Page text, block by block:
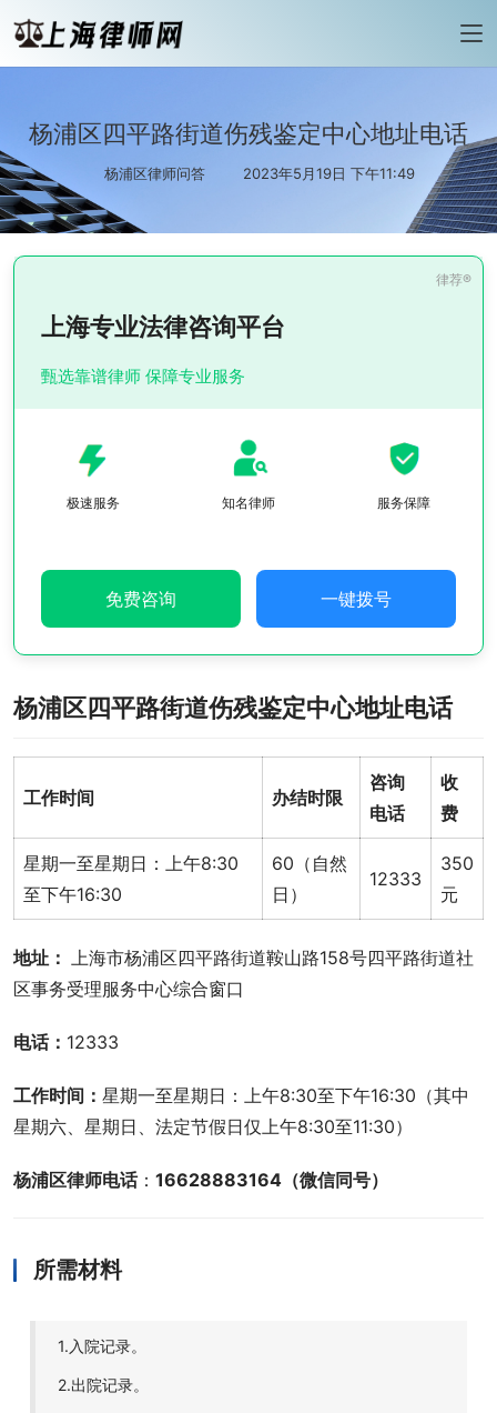
杨浦区四平路街道伤残鉴定中心地址电话
杨浦区律师问答 2023年5月19日 下午11:49
上海专业法律咨询平台
甄选靠谱律师 保障专业服务
极速服务 知名律师 服务保障
免费咨询 一键拨号
杨浦区四平路街道伤残鉴定中心地址电话
工作时间 办结时限
咨询
电话
收
费
星期一至星期日：上午8:30
至下午16:30
60（自然
日）
12333
350
元
地址： 上海市杨浦区四平路街道鞍山路158号四平路街道社
区事务受理服务中心综合窗口
电话： 12333
工作时间： 星期一至星期日：上午8:30至下午16:30（其中
星期六、星期日、法定节假日仅上午8:30至11:30）
杨浦区律师电话： 16628883164（微信同号）
所需材料
1.入院记录。
2.出院记录。